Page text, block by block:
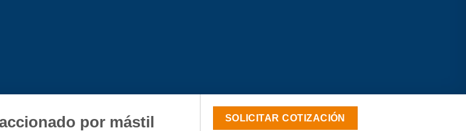
por mástil
SOLICITAR COTIZACIÓN